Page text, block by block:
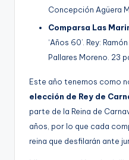
Concepción Agüera
Comparsa Las
‘Años 60’. Rey:
Pallares Moreno. 23
Este año tenemos como
elección de Rey de
parte de la Reina de
años, por lo que cada
reina que desfilarán ante